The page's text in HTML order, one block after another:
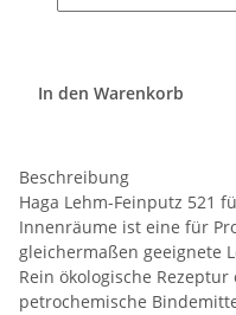
In den Warenkorb
Beschreibung
Haga Lehm-Feinputz 521
Innenräume ist eine für
gleichermaßen geeignete
Rein ökologische
petrochemische